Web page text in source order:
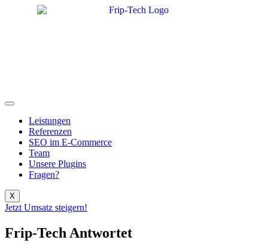
Leistungen
Referenzen
SEO im E-Commerce
Team
Unsere Plugins
Fragen?
X
Jetzt Umsatz steigern!
Frip-Tech Antwortet